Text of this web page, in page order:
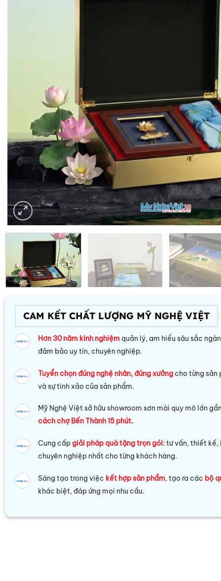
CAM KẾT CHẤT LƯỢNG MỸ NGHỆ VIỆT
Hơn 30 năm kinh nghiệm quản lý, am hiểu sâu sắc
đảm bảo uy tín, chuyên nghiệp.
Tuyển chọn đúng nghệ nhân, đúng xưởng cho từng sản
và sự tinh xảo của sản phẩm.
Mỹ Nghệ Việt sở hữu showroom sơn mài quy mô lớn
cách chợ Bến Thành 15 phút.
Cung cấpgiải pháp quà tặng trọn gói: tư vấn, thiết
chuyên nghiệp nhất cho từng khách hàng.
Sáng tạo trong việc kết hợp sản phẩm, tạo ra các bộ
khác biệt, đáp ứng mọi nhu cầu.